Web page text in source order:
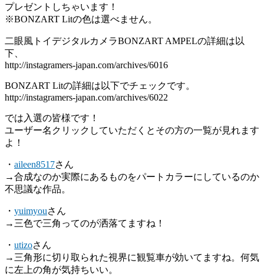
プレゼントしちゃいます！
※BONZART Litの色は選べません。
二眼風トイデジタルカメラBONZART AMPELの詳細は以
下、
http://instagramers-japan.com/archives/6016
BONZART Litの詳細は以下でチェックです。
http://instagramers-japan.com/archives/6022
では入選の皆様です！
ユーザー名クリックしていただくとその方の一覧が見れます
よ！
・ aileen8517さん
→合成なのか実際にあるものをパートカラーにしているのか
不思議な作品。
・ yuimyouさん
→三色で三角ってのが洒落てますね！
・ utizoさん
→三角形に切り取られた視界に観覧車が効いてますね。何気
に左上の角が気持ちいい。